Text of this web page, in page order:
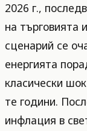
2026 г.,
на търговията
сценарий се
енергията
класически
те години.
инфлация в